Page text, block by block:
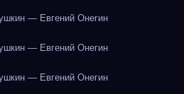
— Евгений Онегин
— Евгений Онегин
— Евгений Онегин